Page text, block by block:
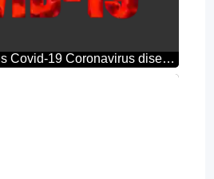
Light frame Corona virus Covid-19 Coronavirus disease 2019 2020